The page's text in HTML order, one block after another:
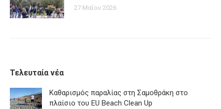
27 Μαΐου 2026
Τελευταία νέα
Καθαρισμός παραλίας στη Σαμοθράκη στο
πλαίσιο του EU Beach Clean Up